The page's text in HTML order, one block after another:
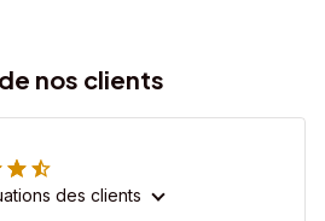
nos clients
des clients